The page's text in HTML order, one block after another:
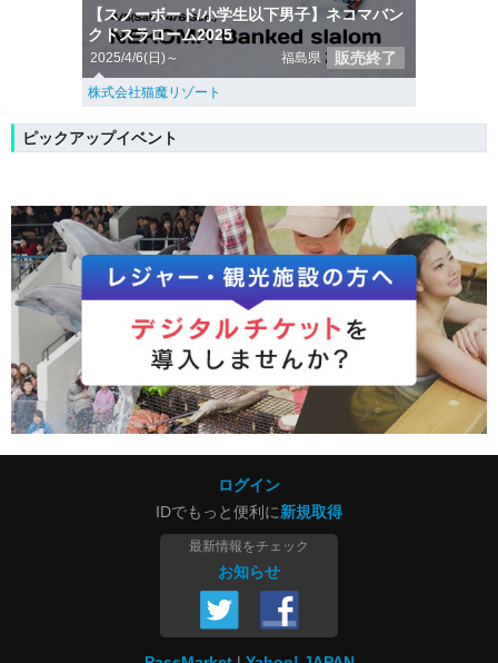
【スノーボード/小学生以下男子】ネコマバン
クドスラローム2025
2025/4/6(日)～ 福島県 販売終了
株式会社猫魔リゾート
ピックアップイベント
ログイン
IDでもっと便利に新規取得
最新情報をチェック
お知らせ